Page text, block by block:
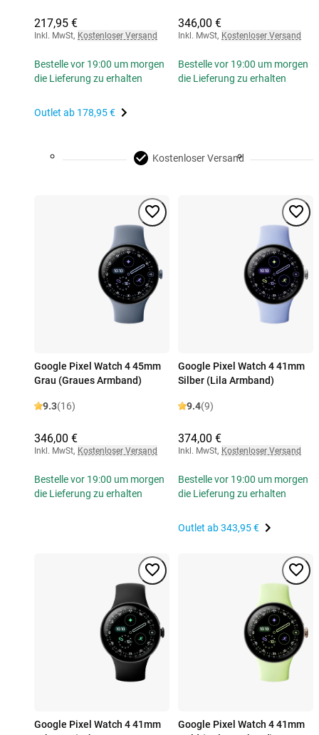
217,95 €
Inkl. MwSt, Kostenloser Versand
Bestelle vor 19:00 um morgen
die Lieferung zu erhalten
Outlet ab 178,95 €
346,00 €
Inkl. MwSt, Kostenloser Versand
Bestelle vor 19:00 um morgen
die Lieferung zu erhalten
Kostenloser Versand
Google Pixel Watch 4 45mm
Grau (Graues Armband)
9.3(16)
346,00 €
Inkl. MwSt, Kostenloser Versand
Bestelle vor 19:00 um morgen
die Lieferung zu erhalten
Google Pixel Watch 4 41mm
Silber (Lila Armband)
9.4(9)
374,00 €
Inkl. MwSt, Kostenloser Versand
Bestelle vor 19:00 um morgen
die Lieferung zu erhalten
Outlet ab343,95 €
Google Pixel Watch 4 41mm
Google Pixel Watch 4 41mm